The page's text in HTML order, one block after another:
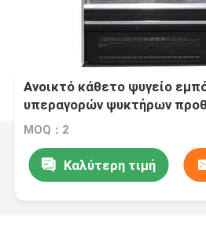
Ανοικτό κάθετο ψυγείο
υπεραγορών ψυκτήρων
MOQ：2
Καλύτερη τιμή